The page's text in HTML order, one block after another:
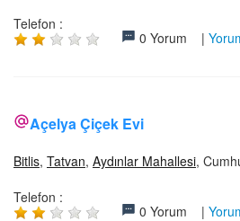
Telefon :
0 Yorum |
Açelya Çiçek Evi
Bitlis, Tatvan, Aydınlar Mahallesi,
Telefon :
0 Yorum |